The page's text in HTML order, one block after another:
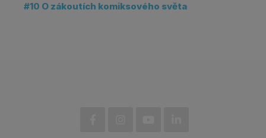
#10 O zákoutích komiksového světa